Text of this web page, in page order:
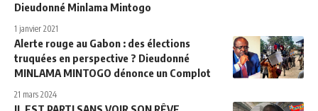
Dieudonné Minlama Mintogo
1 janvier 2021
Alerte rouge au Gabon : des élections
truquées en perspective ? Dieudonné
MINLAMA MINTOGO dénonce un Complot
21 mars 2024